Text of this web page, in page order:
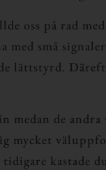
oss på rad
med små
lättstyrd.
medan de
mycket
kastade